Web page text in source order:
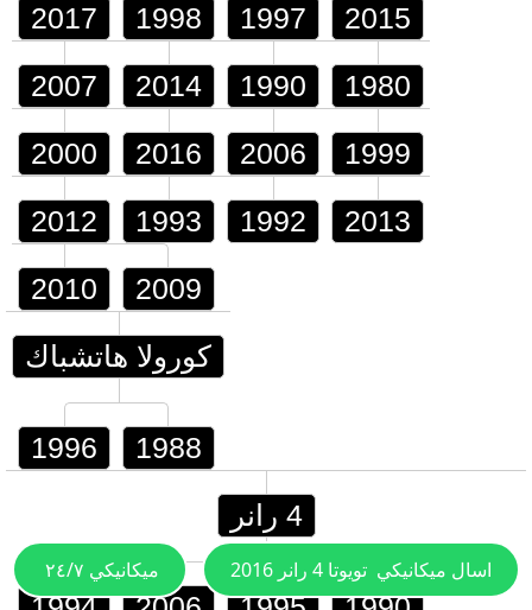
2017 1998 1997 2015
2007 2014 1990 1980
2000 2016 2006 1999
2012 1993 1992 2013
2010 2009
كورولا هاتشباك
1996 1988
4 رانر
اسال ميكانيكي تويوتا 4 رانر 2016 ميكانيكي ٢٤/٧